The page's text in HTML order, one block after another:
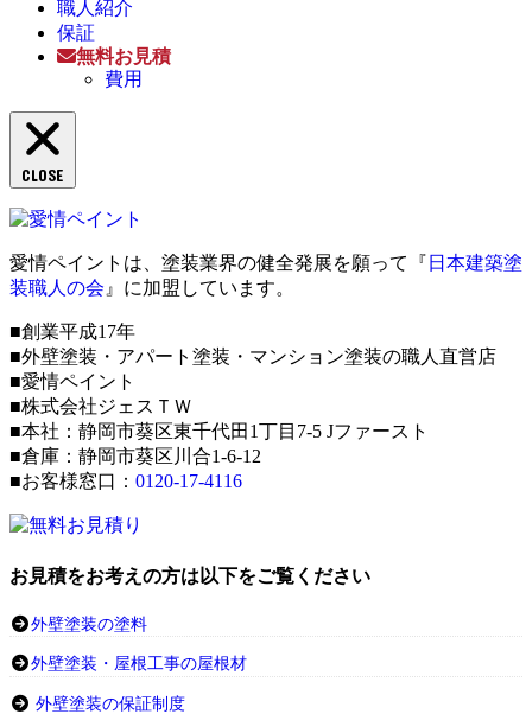
職人紹介
保証
無料お見積
費用
CLOSE
愛情ペイントは、塗装業界の健全発展を願って『 日本建築塗
装職人の会 』に加盟しています。
■創業平成17年
■外壁塗装・アパート塗装・マンション塗装の職人直営店
■愛情ペイント
■株式会社ジェスＴＷ
■本社：静岡市葵区東千代田1丁目7-5 Jファースト
■倉庫：静岡市葵区川合1-6-12
■お客様窓口： 0120-17-4116
お見積をお考えの方は以下をご覧ください
外壁塗装の塗料
外壁塗装・屋根工事の屋根材
外壁塗装の保証制度